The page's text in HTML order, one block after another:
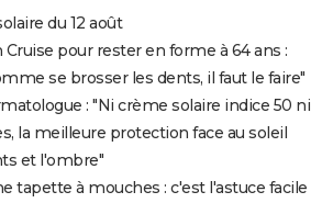
du 12 août
pour rester en forme à 64 ans :
se brosser les dents, il faut le faire"
: "Ni crème solaire indice 50 ni
la meilleure protection face au soleil
et l'ombre"
tapette à mouches : c'est l'astuce facile